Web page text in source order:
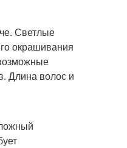
Светлые
окрашивания
Длина волос и